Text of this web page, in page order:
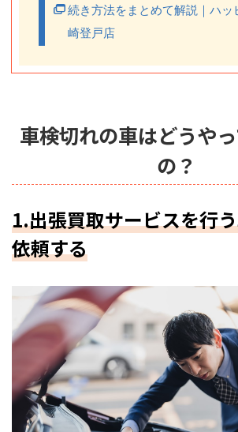
続き方法をまとめて解説｜ハッ
崎登戸店
車検切れの車はどうや
の？
1.出張買取サービスを行
依頼する